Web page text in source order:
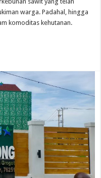
warga. Padahal, hingga
komoditas kehutanan.